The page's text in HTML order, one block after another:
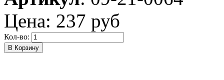
Цена: 237 руб
Кол-во: